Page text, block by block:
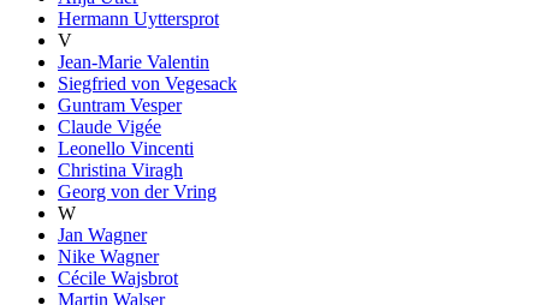
Hermann Uyttersprot
V
Jean-Marie Valentin
Siegfried von Vegesack
Guntram Vesper
Claude Vigée
Leonello Vincenti
Christina Viragh
Georg von der Vring
W
Jan Wagner
Nike Wagner
Cécile Wajsbrot
Martin Walser